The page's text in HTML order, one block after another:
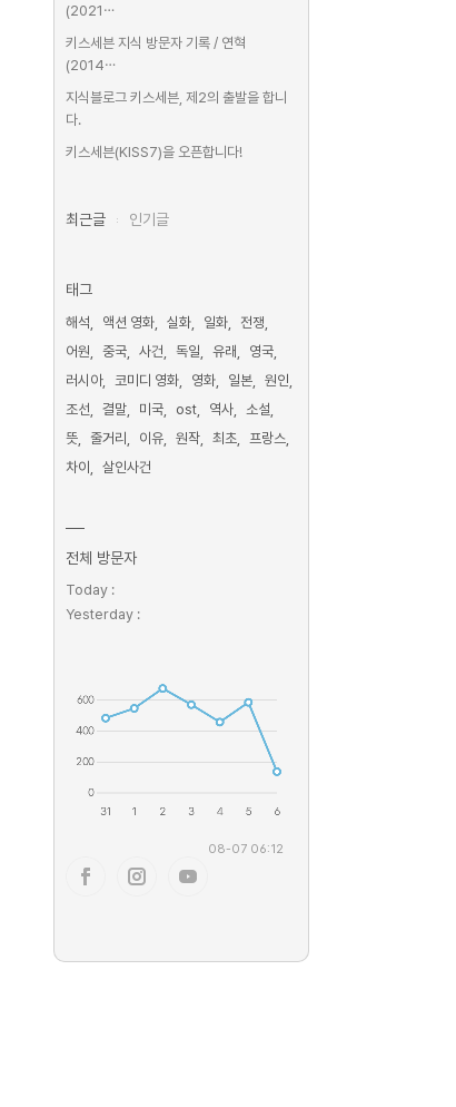
(2021⋯
키스세븐 지식 방문자 기록 / 연혁
(2014⋯
지식블로그 키스세븐, 제2의 출발을 합니
다.
키스세븐(KISS7)을 오픈합니다!
최근글 인기글
태그
해석 액션 영화 실화 일화
전쟁
어원
중국 사건 독일 유래
영국
러시아
코미디 영화 영화 일본
원인
조선
결말 미국 ost 역사
소설
뜻
줄거리 이유 원작 최초
프랑스
차이
살인사건
전체 방문자
Today :
Yesterday :
08-07 06:12